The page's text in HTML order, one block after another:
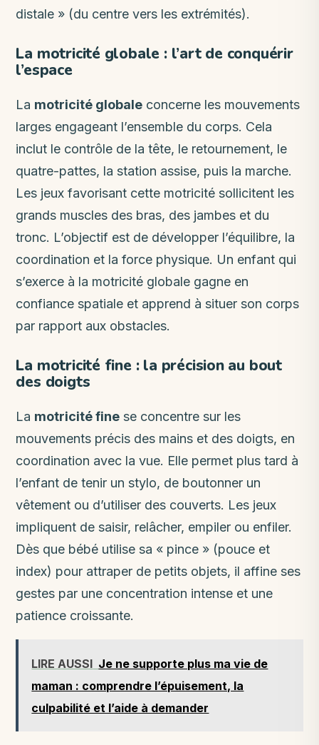
distale » (du centre vers les extrémités).
La motricité globale : l’art de conquérir
l’espace
La motricité globale concerne les mouvements
larges engageant l’ensemble du corps. Cela
inclut le contrôle de la tête, le retournement, le
quatre-pattes, la station assise, puis la marche.
Les jeux favorisant cette motricité sollicitent les
grands muscles des bras, des jambes et du
tronc. L’objectif est de développer l’équilibre, la
coordination et la force physique. Un enfant qui
s’exerce à la motricité globale gagne en
confiance spatiale et apprend à situer son corps
par rapport aux obstacles.
La motricité fine : la précision au bout
des doigts
La motricité fine se concentre sur les
mouvements précis des mains et des doigts, en
coordination avec la vue. Elle permet plus tard à
l’enfant de tenir un stylo, de boutonner un
vêtement ou d’utiliser des couverts. Les jeux
impliquent de saisir, relâcher, empiler ou enfiler.
Dès que bébé utilise sa « pince » (pouce et
index) pour attraper de petits objets, il affine ses
gestes par une concentration intense et une
patience croissante.
LIRE AUSSI Je ne supporte plus ma vie de
maman : comprendre l’épuisement, la
culpabilité et l’aide à demander